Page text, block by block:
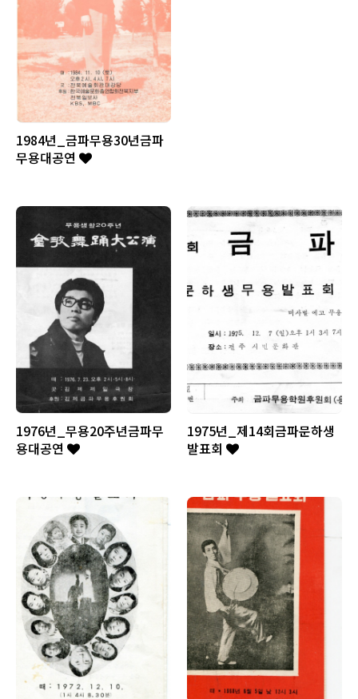
1984년_금파무용30년금파
무용대공연
1976년_무용20주년금파무
용대공연
1975년_제14회금파문하생
발표회